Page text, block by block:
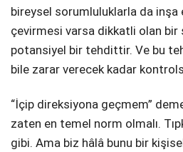
bireysel sorumluluklarla da inşa
çevirmesi varsa dikkatli olan bir
potansiyel bir tehdittir. Ve bu
bile zarar verecek kadar
“İçip direksiyona geçmem”
zaten en temel norm olmalı.
gibi. Ama biz hâlâ bunu bir